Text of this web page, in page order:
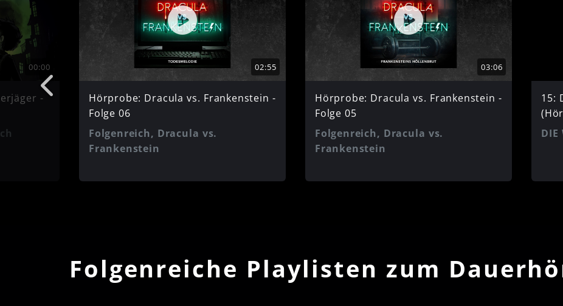
00:00
-
02:55
Hörprobe: Dracula vs. Frankenstein -
Folge 06
Folgenreich, Dracula vs.
Frankenstein
03:06
Hörprobe: Dracula vs. Frankenstein -
Folge 05
Folgenreich, Dracula vs.
Frankenstein
15:
DIE
Folgenreiche Playlisten zum